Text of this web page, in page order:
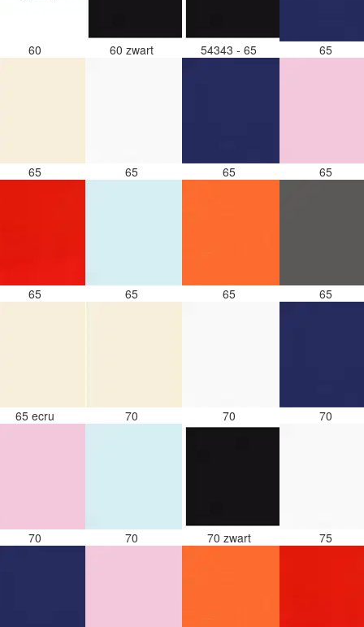
60 60 zwart 54343 - 65 65
65 65 65 65
65 65 65 65
65 ecru 70 70 70
70 70 70 zwart 75